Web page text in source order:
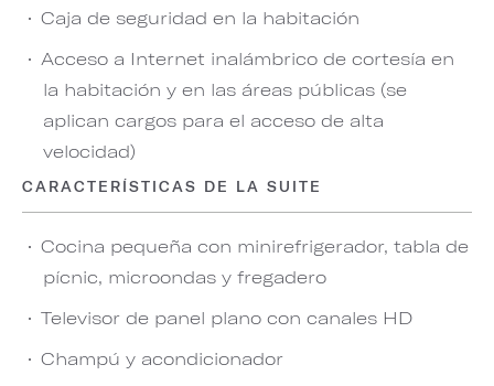
Caja de seguridad en la habitación
Acceso a Internet inalámbrico de cortesía en
la habitación y en las áreas públicas (se
aplican cargos para el acceso de alta
velocidad)
CARACTERÍSTICAS DE LA SUITE
Cocina pequeña con minirefrigerador, tabla de
pícnic, microondas y fregadero
Televisor de panel plano con canales HD
Champú y acondicionador